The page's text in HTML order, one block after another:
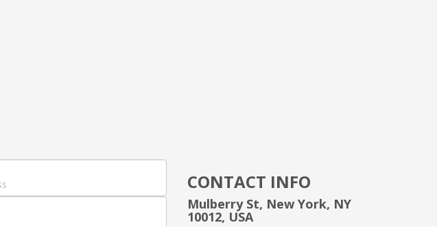
CONTACT INFO
Mulberry St, New York, NY
10012, USA